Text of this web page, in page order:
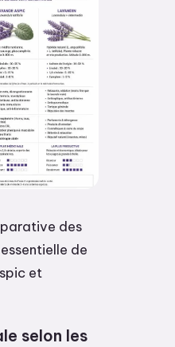
des
de
et
selon les